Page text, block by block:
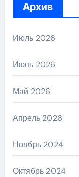
Архив
Июль 2026
Июнь 2026
Май 2026
Апрель 2026
Ноябрь 2024
Октябрь 2024